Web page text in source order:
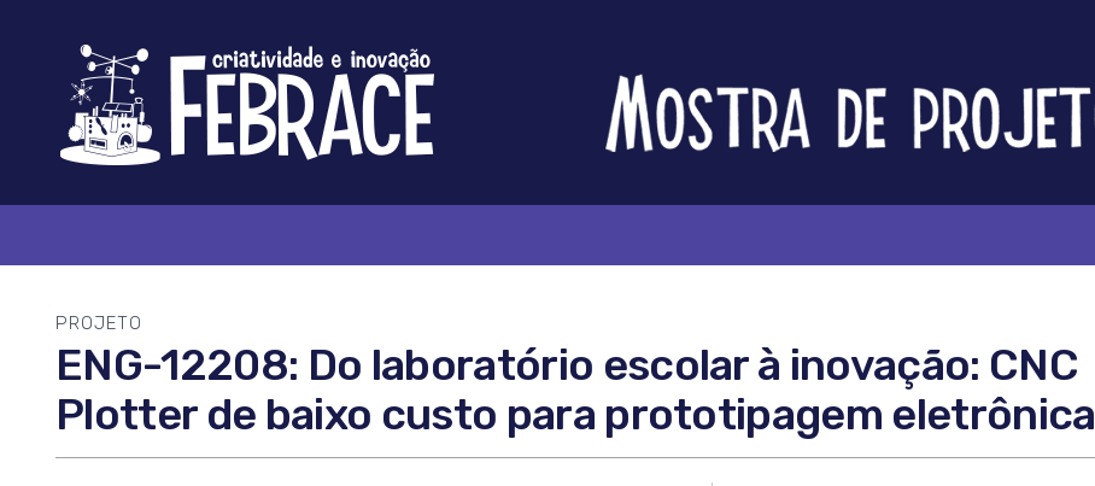
Logo
FEBRACE
Feira
Brasileira
de
Ciência
Tecnologia
PROJETO
ENG-12208: Do laboratório escolar à inovação: CNC
Plotter de baixo custo para prototipagem eletrônica